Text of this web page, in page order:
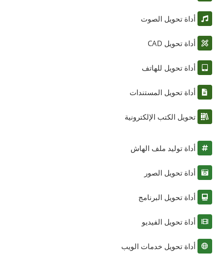
أداة تحويل الصوت
أداة تحويل CAD
أداة تحويل للهاتف
أداة تحويل المستندات
تحويل الكتب الإلكترونية
أداة توليد ملف الهاش
أداة تحويل الصور
أداة تحويل البرنامج
أداة تحويل الفيديو
أداة تحويل خدمات الويب